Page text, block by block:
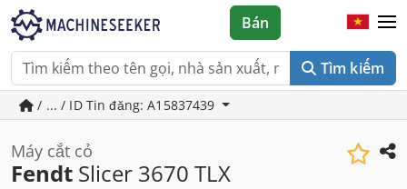
Tìm kiếm
Bán
/ ... / ID Tin đăng: A15837439
Máy cắt cỏ
Fendt Slicer 3670 TLX